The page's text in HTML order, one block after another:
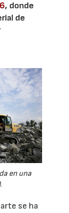
, donde
de
en una
se ha